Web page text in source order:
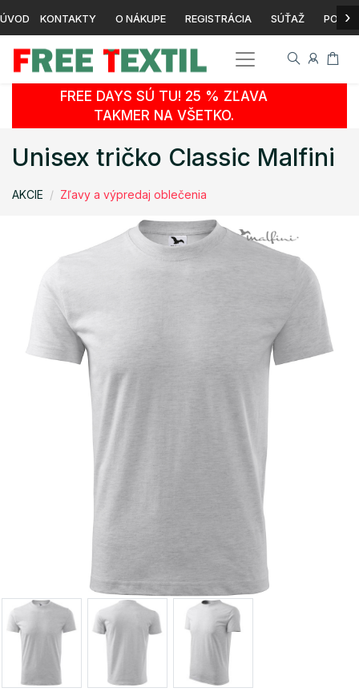
ÚVOD KONTAKTY O NÁKUPE REGISTRÁCIA SÚŤAŽ ›
FREE DAYS SÚ TU! 25 % ZĽAVA
TAKMER NA VŠETKO.
Unisex tričko Classic Malfini
AKCIE Zľavy a výpredaj oblečenia